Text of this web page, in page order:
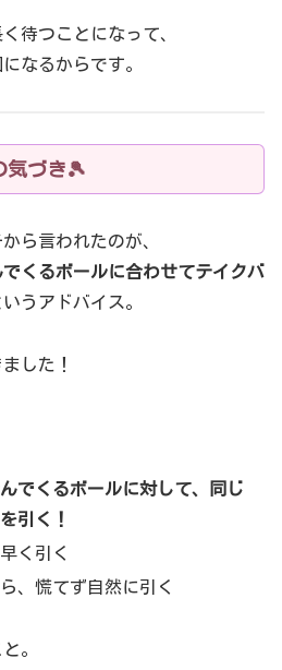
待つことになって、
なるからです。
気づき🎾
ら言われたのが、
くるボールに合わせてテイクバ
うアドバイス。
した！
でくるボールに対して、同じ
引く！
く引く
、慌てず自然に引く
。